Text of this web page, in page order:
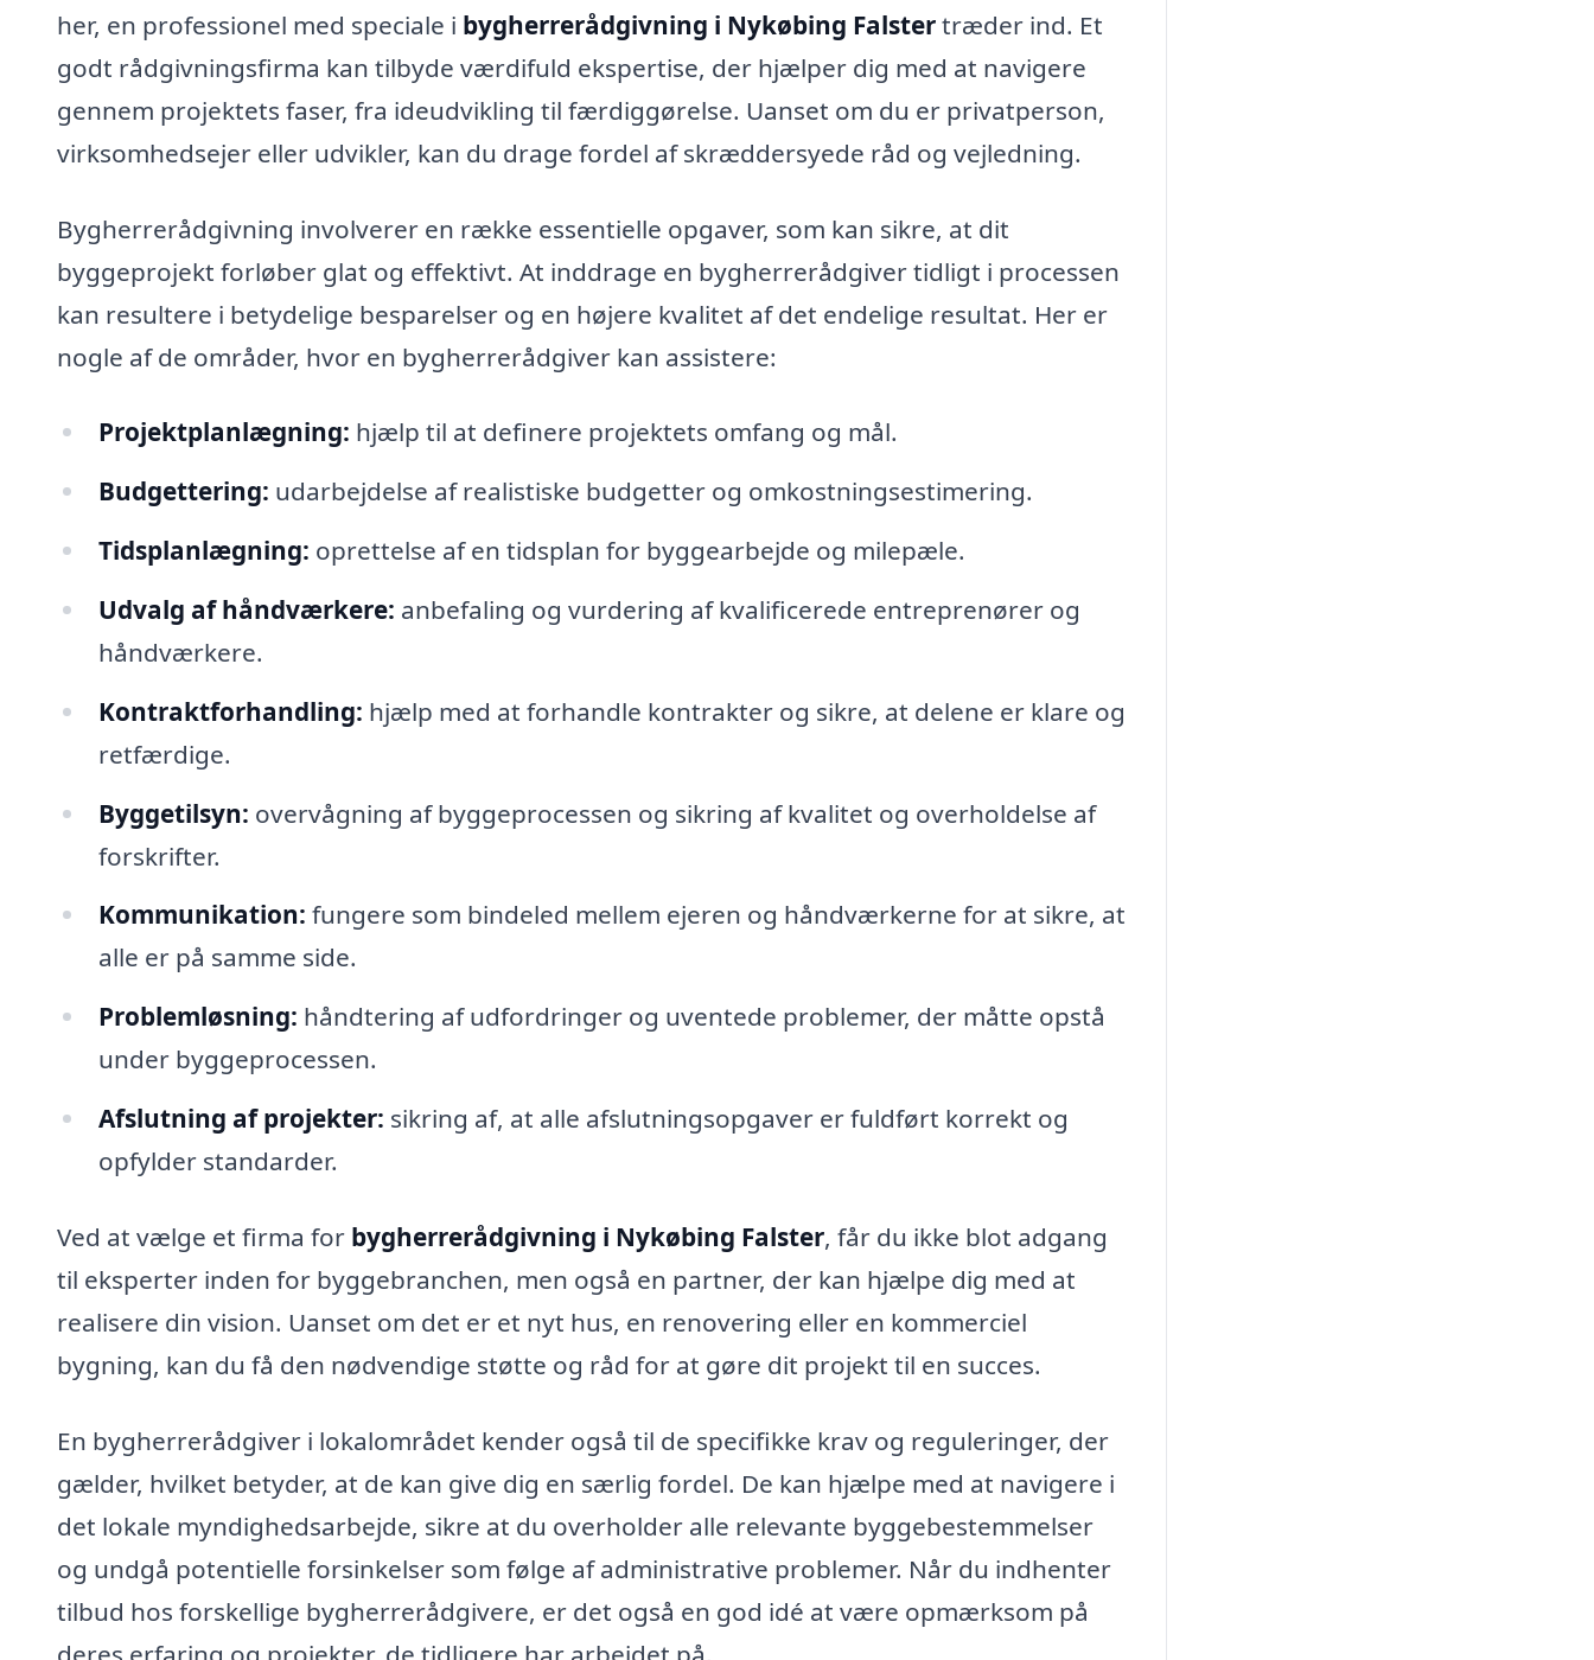
her, en professionel med speciale i bygherrerådgivning i Nykøbing Falstertræder ind. Et
godt rådgivningsfirma kan tilbyde værdifuld ekspertise, der hjælper dig med at navigere
gennem projektets faser, fra ideudvikling til færdiggørelse. Uanset om du er privatperson,
virksomhedsejer eller udvikler, kan du drage fordel af skræddersyede råd og vejledning.
Bygherrerådgivning involverer en række essentielle opgaver, som kan sikre, at dit
byggeprojekt forløber glat og effektivt. At inddrage en bygherrerådgiver tidligt i processen
kan resultere i betydelige besparelser og en højere kvalitet af det endelige resultat. Her er
nogle af de områder, hvor en bygherrerådgiver kan assistere:
Projektplanlægning: hjælp til at definere projektets omfang og mål.
Budgettering: udarbejdelse af realistiske budgetter og omkostningsestimering.
Tidsplanlægning: oprettelse af en tidsplan for byggearbejde og milepæle.
Udvalg af håndværkere: anbefaling og vurdering af kvalificerede entreprenører og
håndværkere.
Kontraktforhandling: hjælp med at forhandle kontrakter og sikre, at delene er klare og
retfærdige.
Byggetilsyn: overvågning af byggeprocessen og sikring af kvalitet og overholdelse af
forskrifter.
Kommunikation: fungere som bindeled mellem ejeren og håndværkerne for at sikre, at
alle er på samme side.
Problemløsning: håndtering af udfordringer og uventede problemer, der måtte opstå
under byggeprocessen.
Afslutning af projekter: sikring af, at alle afslutningsopgaver er fuldført korrekt og
opfylder standarder.
Ved at vælge et firma for bygherrerådgivning i Nykøbing Falster, får du ikke blot adgang
til eksperter inden for byggebranchen, men også en partner, der kan hjælpe dig med at
realisere din vision. Uanset om det er et nyt hus, en renovering eller en kommerciel
bygning, kan du få den nødvendige støtte og råd for at gøre dit projekt til en succes.
En bygherrerådgiver i lokalområdet kender også til de specifikke krav og reguleringer, der
gælder, hvilket betyder, at de kan give dig en særlig fordel. De kan hjælpe med at navigere i
det lokale myndighedsarbejde, sikre at du overholder alle relevante byggebestemmelser
og undgå potentielle forsinkelser som følge af administrative problemer. Når du indhenter
tilbud hos forskellige bygherrerådgivere, er det også en god idé at være opmærksom på